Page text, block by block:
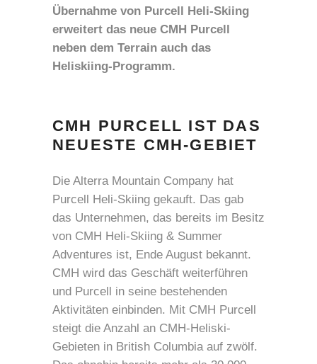
Übernahme von Purcell Heli-Skiing
erweitert das neue CMH Purcell
neben dem Terrain auch das
Heliskiing-Programm.
CMH PURCELL IST DAS
NEUESTE CMH-GEBIET
Die Alterra Mountain Company hat
Purcell Heli-Skiing gekauft. Das gab
das Unternehmen, das bereits im Besitz
von CMH Heli-Skiing & Summer
Adventures ist, Ende August bekannt.
CMH wird das Geschäft weiterführen
und Purcell in seine bestehenden
Aktivitäten einbinden. Mit CMH Purcell
steigt die Anzahl an CMH-Heliski-
Gebieten in British Columbia auf zwölf.